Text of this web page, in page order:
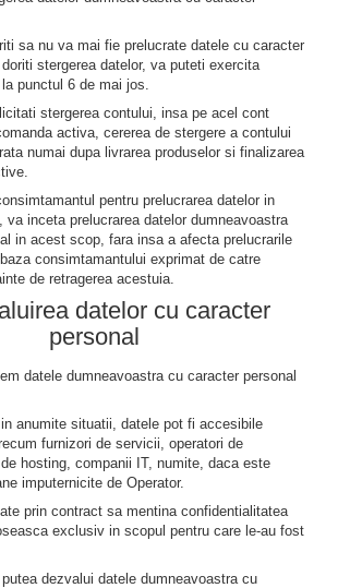
sa nu va mai fie prelucrate datele cu caracter
stergerea datelor, va puteti exercita
punctul 6 de mai jos.
stergerea contului, insa pe acel cont
activa, cererea de stergere a contului
numai dupa livrarea produselor si finalizarea
pentru prelucrarea datelor in
va inceta prelucrarea datelor dumneavoastra
in acest scop, fara insa a afecta prelucrarile
consimtamantului exprimat de catre
de retragerea acestuia.
datelor cu caracter
personal
datele dumneavoastra cu caracter personal
in anumite situatii, datele pot fi accesibile
furnizori de servicii, operatori de
hosting, companii IT, numite, daca este
imputernicite de Operator.
prin contract sa mentina confidentialitatea
exclusiv in scopul pentru care le-au fost
dezvalui datele dumneavoastra cu